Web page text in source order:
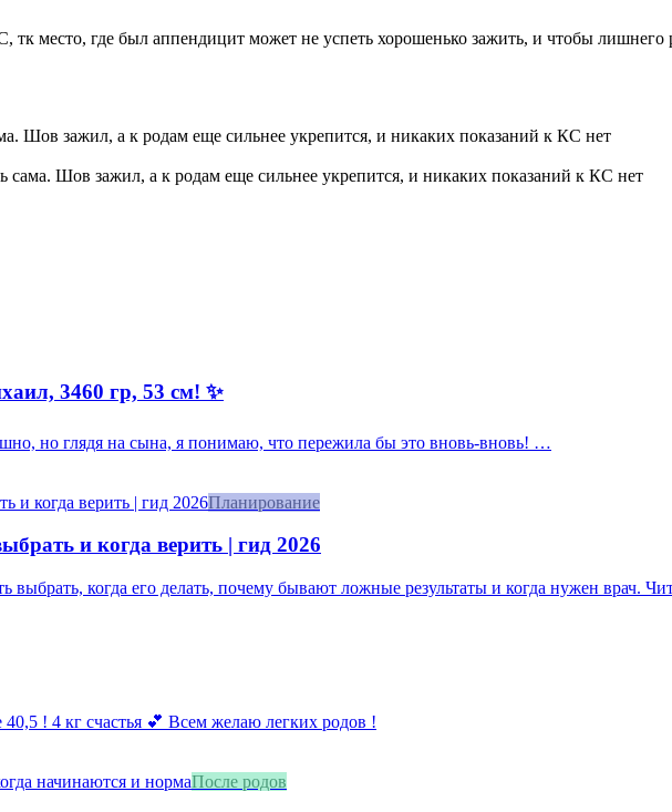
тк место, где был аппендицит может не успеть хорошенько зажить, и чтобы лишнего
Шов зажил, а к родам еще сильнее укрепится, и никаких показаний к КС нет
сама. Шов зажил, а к родам еще сильнее укрепится, и никаких показаний к КС нет
3460 гр, 53 см! ✨
но глядя на сына, я понимаю, что пережила бы это вновь-вновь! …
Планирование
и когда верить | гид 2026
выбрать, когда его делать, почему бывают ложные результаты и когда нужен врач.
! 4 кг счастья 💕 Всем желаю легких родов !
После родов